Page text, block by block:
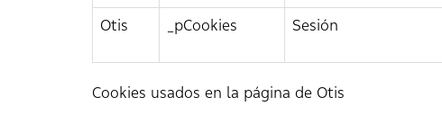
Otis
_pCookies Sesión
Cookies usados en la página de Otis